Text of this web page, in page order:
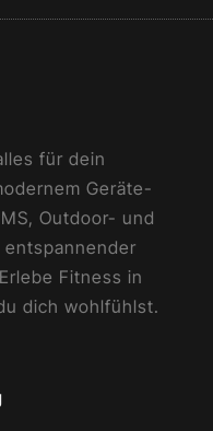
für dein
Geräte-
Outdoor- und
Fitness in
dich wohlfühlst.